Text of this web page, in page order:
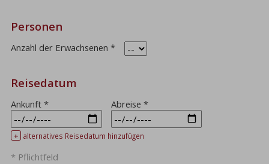
Personen
Anzahl der Erwachsenen*
Reisedatum
Ankunft* Abreise *
+ alternatives Reisedatum hinzufügen
* Pflichtfeld